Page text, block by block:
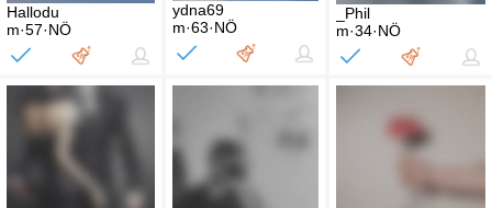
Hallodu
m·57·NÖ
ydna69
m·63·NÖ
_Phil
m·34·NÖ